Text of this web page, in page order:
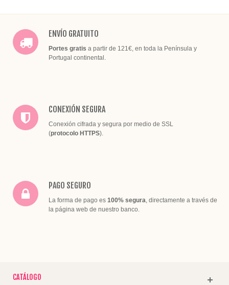
ENVÍO GRATUITO
Portes gratis a partir de 121€, en toda la Península y
Portugal continental.
CONEXIÓN SEGURA
Conexión cifrada y segura por medio de SSL
(protocolo HTTPS).
PAGO SEGURO
La forma de pago es 100% segura , directamente a través de
la página web de nuestro banco.
CATÁLOGO